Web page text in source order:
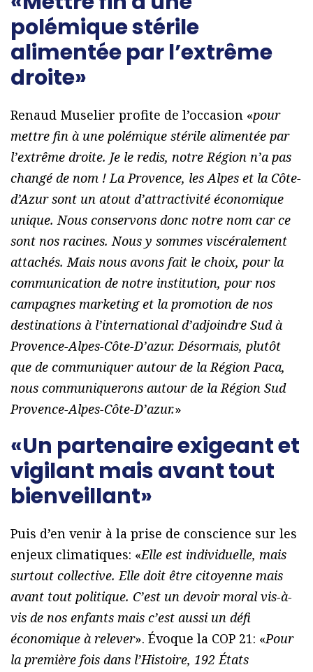
polémique stérile
alimentée par l’extrême
droite»
Renaud Muselier profite de l’occasion «pour
mettre fin à une polémique stérile alimentée par
l’extrême droite. Je le redis, notre Région n’a pas
changé de nom ! La Provence, les Alpes et la Côte-
d’Azur sont un atout d’attractivité économique
unique. Nous conservons donc notre nom car ce
sont nos racines. Nous y sommes viscéralement
attachés. Mais nous avons fait le choix, pour la
communication de notre institution, pour nos
campagnes marketing et la promotion de nos
destinations à l’international d’adjoindre Sud à
Provence-Alpes-Côte-D’azur. Désormais, plutôt
que de communiquer autour de la Région Paca,
nous communiquerons autour de la Région Sud
Provence-Alpes-Côte-D’azur.»
«Un partenaire exigeant et
vigilant mais avant tout
bienveillant»
Puis d’en venir à la prise de conscience sur les
enjeux climatiques: «Elle est individuelle, mais
surtout collective. Elle doit être citoyenne mais
avant tout politique. C’est un devoir moral vis-à-
vis de nos enfants mais c’est aussi un défi
économique à relever». Évoque la COP 21: «Pour
la première fois dans l’Histoire, 192 États